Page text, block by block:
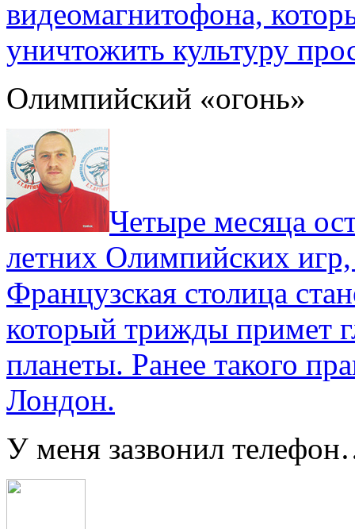
видеомагнитофона,
уничтожить культуру
Олимпийский «огонь»
Четыре месяца
летних Олимпийских
Французская столица
который трижды примет
планеты. Ранее такого
Лондон.
У меня зазвонил